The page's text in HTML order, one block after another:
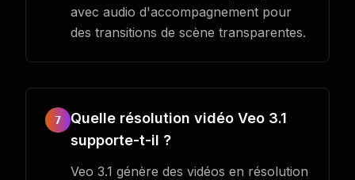
avec audio d'accompagnement pour
des transitions de scène transparentes.
7
Quelle résolution vidéo Veo 3.1
supporte-t-il ?
Veo 3.1 génère des vidéos en résolution